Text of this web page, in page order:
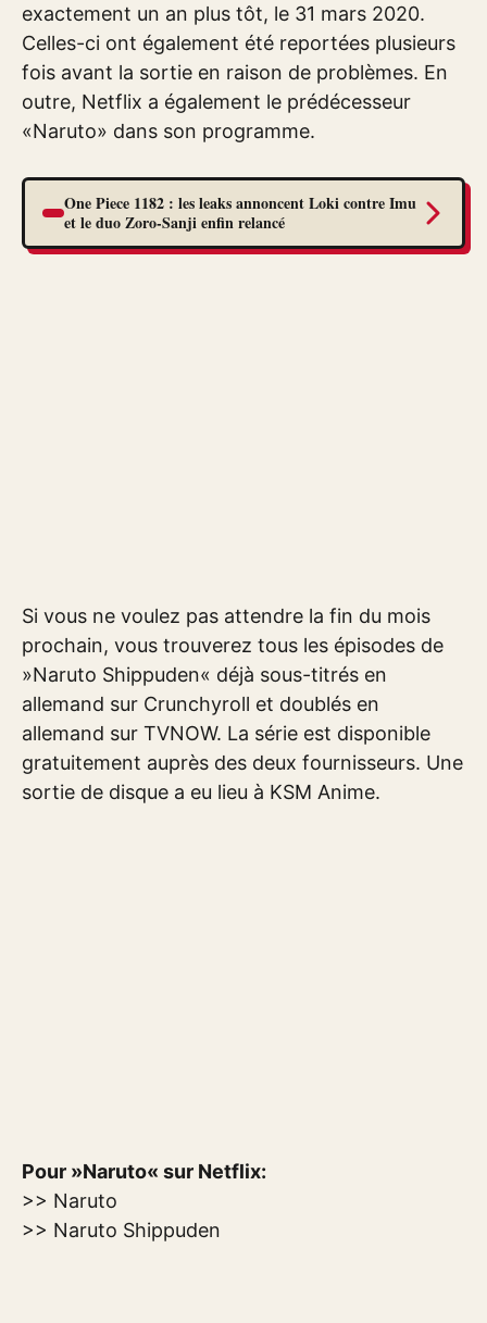
exactement un an plus tôt, le 31 mars 2020.
Celles-ci ont également été reportées plusieurs
fois avant la sortie en raison de problèmes. En
outre, Netflix a également le prédécesseur
«Naruto» dans son programme.
One Piece 1182 : les leaks annoncent Loki contre Imu
et le duo Zoro-Sanji enfin relancé
Si vous ne voulez pas attendre la fin du mois
prochain, vous trouverez tous les épisodes de
»Naruto Shippuden« déjà sous-titrés en
allemand sur Crunchyroll et doublés en
allemand sur TVNOW. La série est disponible
gratuitement auprès des deux fournisseurs. Une
sortie de disque a eu lieu à KSM Anime.
Pour »Naruto« sur Netflix:
>> Naruto
>> Naruto Shippuden